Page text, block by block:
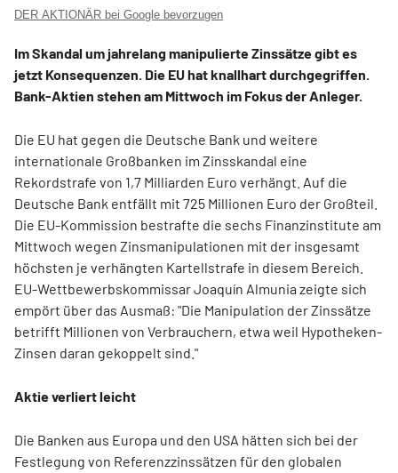
DER AKTIONÄR bei Google bevorzugen
Im Skandal um jahrelang manipulierte Zinssätze gibt es
jetzt Konsequenzen. Die EU hat knallhart durchgegriffen.
Bank-Aktien stehen am Mittwoch im Fokus der Anleger.
Die EU hat gegen die Deutsche Bank und weitere
internationale Großbanken im Zinsskandal eine
Rekordstrafe von 1,7 Milliarden Euro verhängt. Auf die
Deutsche Bank entfällt mit 725 Millionen Euro der Großteil.
Die EU-Kommission bestrafte die sechs Finanzinstitute am
Mittwoch wegen Zinsmanipulationen mit der insgesamt
höchsten je verhängten Kartellstrafe in diesem Bereich.
EU-Wettbewerbskommissar Joaquín Almunia zeigte sich
empört über das Ausmaß: "Die Manipulation der Zinssätze
betrifft Millionen von Verbrauchern, etwa weil Hypotheken-
Zinsen daran gekoppelt sind."
Aktie verliert leicht
Die Banken aus Europa und den USA hätten sich bei der
Festlegung von Referenzzinssätzen für den globalen